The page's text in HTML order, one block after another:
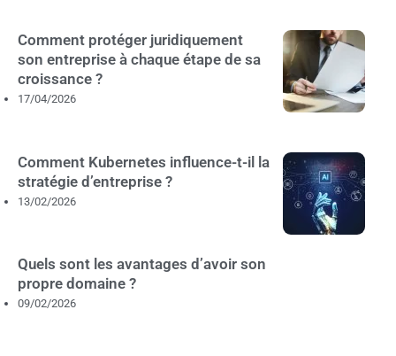
Comment protéger juridiquement
son entreprise à chaque étape de sa
croissance ?
17/04/2026
Comment Kubernetes influence-t-il la
stratégie d’entreprise ?
13/02/2026
Quels sont les avantages d’avoir son
propre domaine ?
09/02/2026